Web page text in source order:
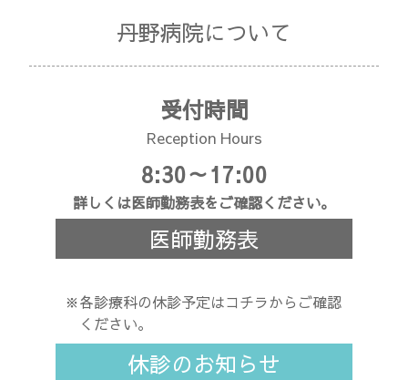
丹野病院について
受付時間
Reception Hours
8:30～17:00
詳しくは医師勤務表をご確認ください。
医師勤務表
※各診療科の休診予定はコチラからご確認
ください。
休診のお知らせ